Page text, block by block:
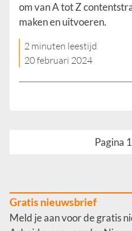
om van A tot Z
maken en uitvoeren.
2 minuten leestijd
20 februari 2024
Pagina
Gratis nieuwsbrief
Meld je aan voor de gratis